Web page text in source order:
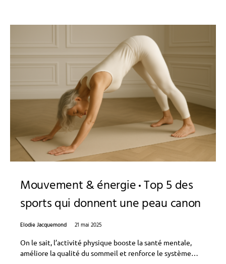
Mouvement & énergie Top 5 des
sports qui donnent une peau canon
Elodie Jacquemond
21 mai 2025
On le sait, l’activité physique booste la santé mentale,
améliore la qualité du sommeil et renforce le système…